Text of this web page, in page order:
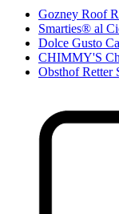
Gozney Roof
Smarties® al
Dolce Gusto
CHIMMY'S
Obsthof Retter